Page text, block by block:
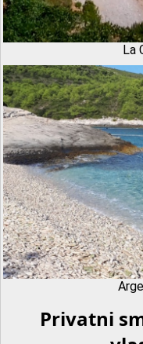
La
Privatni